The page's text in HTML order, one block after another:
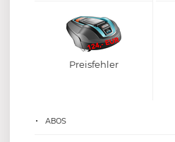
Preisfehler
ABOS